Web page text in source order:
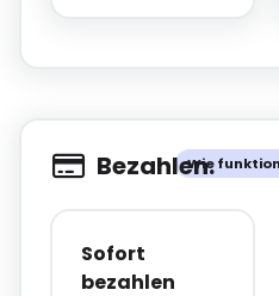
Wie
Bezahlen.
Sofort
bezahlen